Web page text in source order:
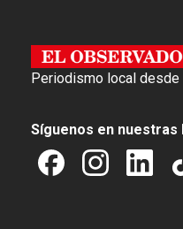
Periodismo local desde
Síguenos en nuestras